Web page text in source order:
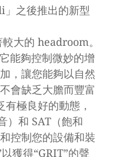
」之後推出的新型
大的 headroom。
能夠控制微妙的增
，讓您能夠以自然
會缺乏大膽而豐富
極良好的動態，
）和 SAT（飽和
控制您的設備和裝
獲得“GRIT”的聲